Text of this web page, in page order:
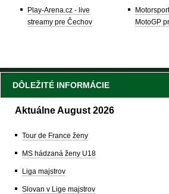
Play-Arena.cz - live
streamy pre Čechov
MotoGP
DÔLEŽITÉ INFORMÁCIE
Aktuálne August 2026
Tour de France ženy
MS hádzaná ženy U18
Liga majstrov
Slovan v Lige majstrov